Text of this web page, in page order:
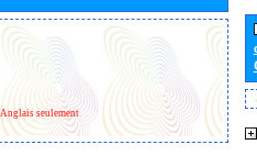
Anglais seulement